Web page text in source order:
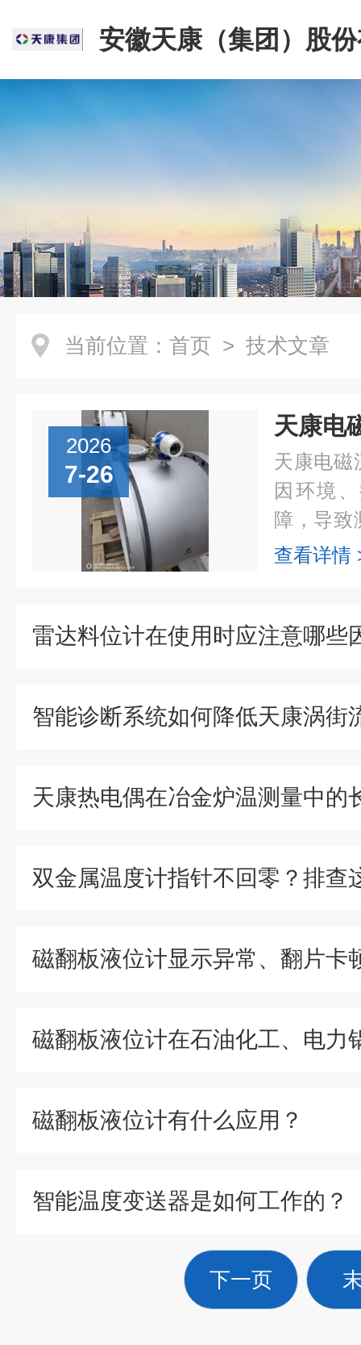
安徽天康（集团）股
司
当前位置： 首页 > 技术文章
2026
7-26
天康电磁
因环境
障，导致
方法，可
查看详情
雷达料位计在使用时应注意哪些
双金属温度计指针不回零？排查
磁翻板液位计有什么应用？
智能温度变送器是如何工作的？
下一页